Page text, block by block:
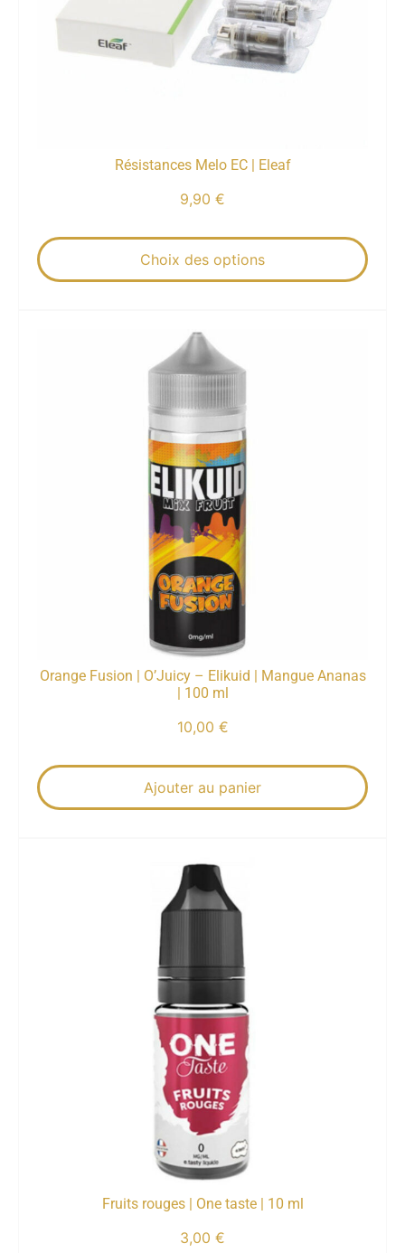
Résistances Melo EC | Eleaf
9,90 €
Choix des options
Orange Fusion | O’Juicy – Elikuid | Mangue Ananas
| 100 ml
10,00 €
Ajouter au panier
Fruits rouges | One taste | 10 ml
3,00 €